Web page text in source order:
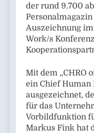
der rund 9.700
Auszeichnung
Work/s
Mit dem „CHRO
ein Chief Human
ausgezeichnet,
für das
Vorbildfunktion
Markus Fink hat